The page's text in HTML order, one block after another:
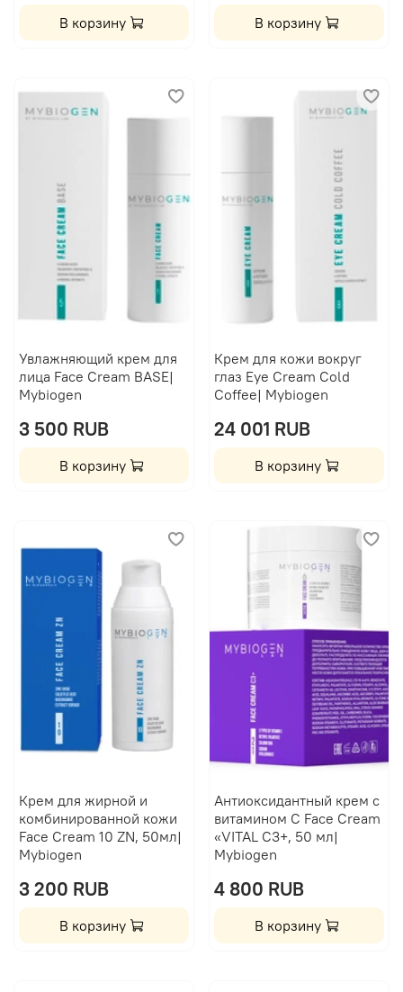
В корзину В корзину
Увлажняющий крем для
лица Face Cream BASE|
Mybiogen
3 500 RUB
В корзину
Крем для кожи вокруг
глаз Eye Cream Cold
Coffee| Mybiogen
24 001 RUB
В корзину
Крем для жирной и
комбинированной кожи
Face Cream 10 ZN, 50мл|
Mybiogen
3 200 RUB
В корзину
Антиоксидантный крем с
витамином C Face Cream
«VITAL С3+, 50 мл|
Mybiogen
4 800 RUB
В корзину